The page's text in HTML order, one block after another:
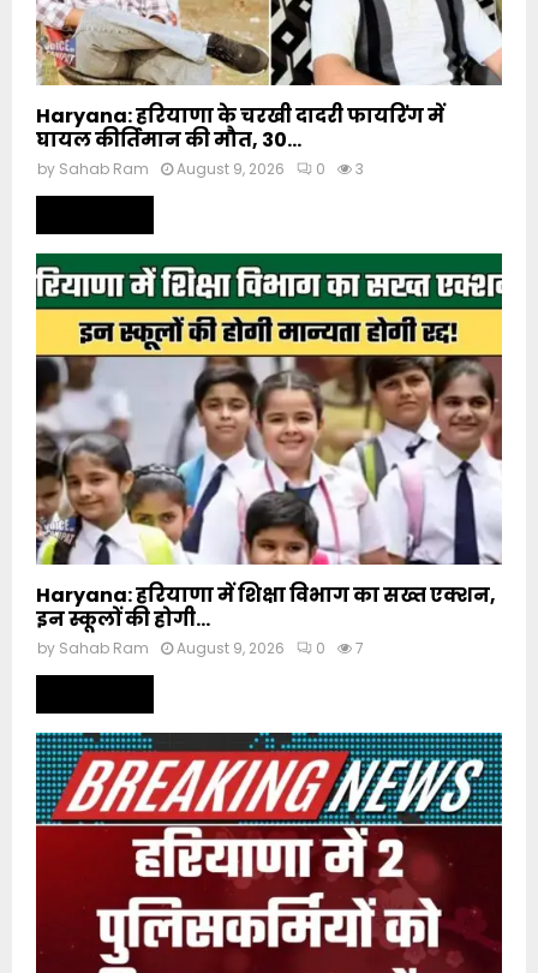
Haryana: हरियाणा के चरखी दादरी फायरिंग में
घायल कीर्तिमान की मौत, 30...
by Sahab Ram August 9, 2026 0 3
Haryana: हरियाणा में शिक्षा विभाग का सख्त एक्शन,
इन स्कूलों की होगी...
by Sahab Ram August 9, 2026 0 7